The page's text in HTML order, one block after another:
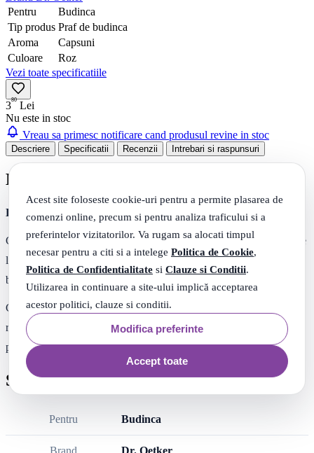
Acest site foloseste cookie-uri pentru a permite plasarea de
comenzi online, precum si pentru analiza traficului si a
preferintelor vizitatorilor. Va rugam sa alocati timpul
necesar pentru a citi si a intelege Politica de Cookie,
Politica de Confidentialitate si Clauze si Conditii.
Utilizarea in continuare a site-ului implică acceptarea
acestor politici, clauze si conditii.
Modifica preferinte
Accept toate
Pentru
Budinca
Tip produs Praf de budinca
Aroma
Capsuni
Culoare
Roz
Vezi toate specificatiile
380 Lei
Nu este in stoc
Vreau sa primesc notificare cand produsul revine in stoc
Descriere Specificatii Recenzii Intrebari si raspunsuri
Descriere
Dr. Oetker Mix pentru desert Creme Ole cu capsuni, 75 g
Crème Olé se prepară în numai 3 minute cu 400 ml de lapte rece (de
la frigider). Are o consistenţă cremoasă, fină şi un gust unic,
beneficiind de ingrediente de cea mai bună calitate.
Crème Olé cu căpşuni are în compoziţie bucăţi de căpşuni care
rămân întregi şi după preparare, păstrând consistenţa fructului
proaspăt.
Specificatii
Pentru Budinca
Brand Dr. Oetker